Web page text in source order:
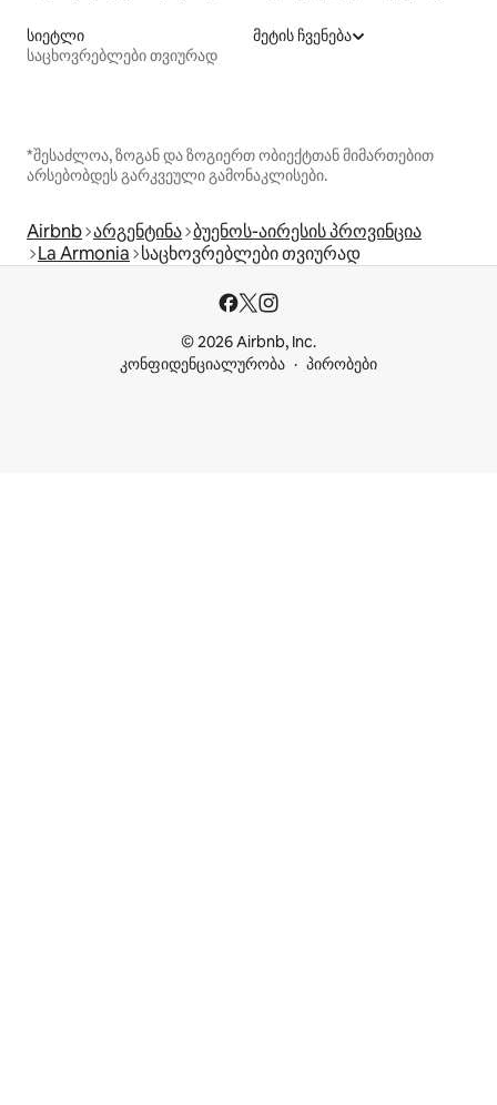
სიეტლი
საცხოვრებლები თვიურად
მეტის ჩვენება
*შესაძლოა, ზოგან და ზოგიერთ ობიექტთან მიმართებით
არსებობდეს გარკვეული გამონაკლისები.
Airbnb არგენტინა ბუენოს-აირესის პროვინცია
La Armonia საცხოვრებლები თვიურად
© 2026 Airbnb, Inc.
კონფიდენციალურობა
პირობები